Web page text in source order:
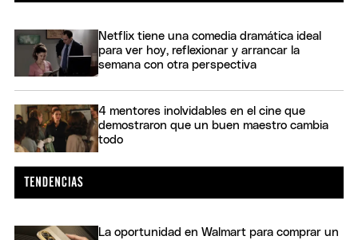
Netflix tiene una comedia dramática ideal
para ver hoy, reflexionar y arrancar la
semana con otra perspectiva
4 mentores inolvidables en el cine que
demostraron que un buen maestro cambia
todo
La oportunidad en Walmart para comprar un